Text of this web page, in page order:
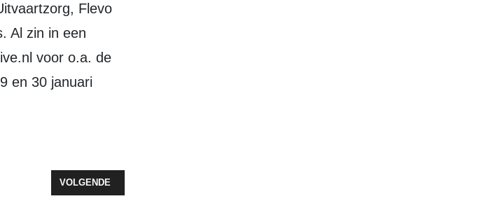
Flevo
Al zin in een
voor o.a. de
en 30 januari
VOLGENDE ARTIKEL: ILLEGAAL VUURWERK AANGETROFFEN
VOLGENDE